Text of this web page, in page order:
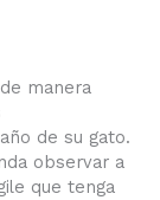
manera
de su gato.
observar a
que tenga